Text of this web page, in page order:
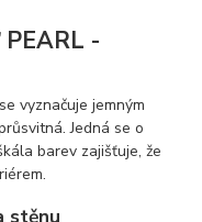
-
vyznačuje jemným
Jedná se o
barev zajišťuje, že